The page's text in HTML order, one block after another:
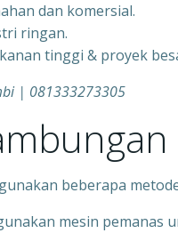
dan komersial.
ringan.
tinggi & proyek
| 081333273305
beberapa
mesin